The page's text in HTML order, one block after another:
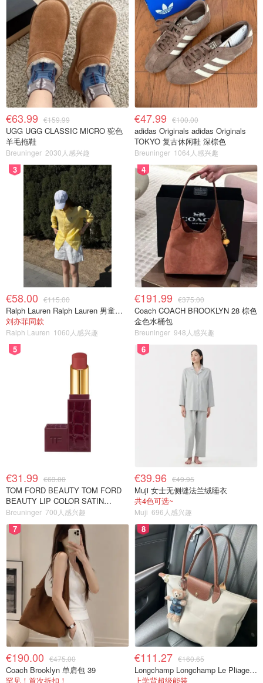
€63.99 €159.99
UGG UGG CLASSIC MICRO 驼色
羊毛拖鞋
Breuninger 2030人感兴趣
€47.99 €100.00
adidas Originals adidas Originals
TOKYO 复古休闲鞋 深棕色
Breuninger 1064人感兴趣
3
€58.00 €115.00
Ralph Lauren Ralph Lauren 男童亚麻衬衫
刘亦菲同款
Ralph Lauren 1060人感兴趣
4
€191.99 €375.00
Coach COACH BROOKLYN 28 棕色
金色水桶包
Breuninger 948人感兴趣
5
€31.99 €63.00
TOM FORD BEAUTY TOM FORD
BEAUTY LIP COLOR SATIN
MATTE 裸玫瑰口红
Breuninger 700人感兴趣
6
€39.96 €49.95
Muji 女士无侧缝法兰绒睡衣
共4色可选~
Muji 696人感兴趣
7
€190.00 €475.00
Coach Brooklyn 单肩包 39
罕见！首次折扣！
8
€111.27 €160.65
Longchamp Longchamp Le Pliage 大号手提包
上学背超级能装